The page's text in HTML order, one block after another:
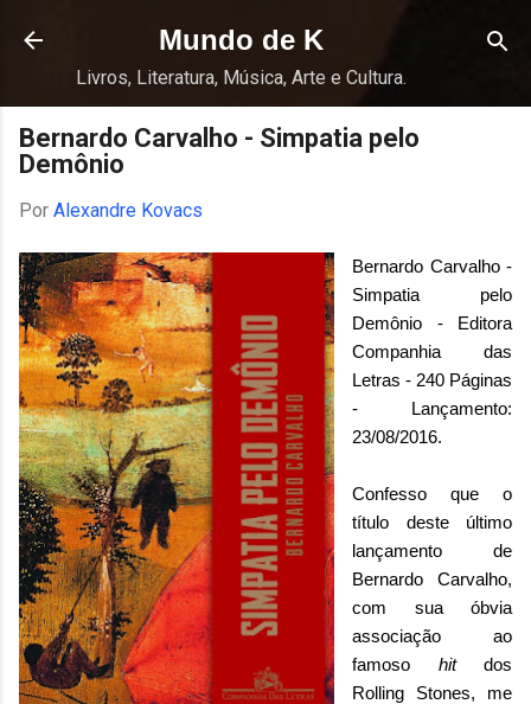
Pular para o conteúdo principal
Mundo de K
Livros, Literatura, Música, Arte e Cultura.
Bernardo Carvalho - Simpatia pelo
Demônio
Por Alexandre Kovacs
Bernardo Carvalho -
Simpatia pelo
Demônio - Editora
Companhia das
Letras - 240 Páginas
- Lançamento:
23/08/2016.
Confesso que o
título deste último
lançamento de
Bernardo Carvalho,
com sua óbvia
associação ao
famoso hitdos
Rolling Stones, me